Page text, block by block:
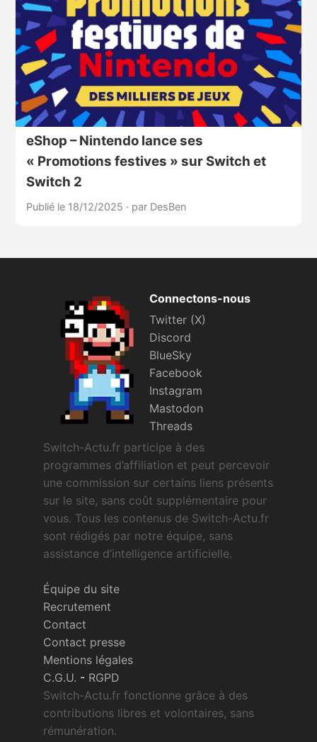
eShop – Nintendo lance ses
« Promotions festives » sur Switch et
Switch 2
Publié le 18/12/2025 · par DesBen
Connectons-nous
Twitter (X)
Discord
BlueSky
Facebook
Instagram
Mastodon
Threads
Switch-Actu.fr participe à des
programmes d’affiliation et peut percevoir
une commission sur certains liens présents
sur le site, sans coût supplémentaire pour
vous. Tous les contenus de Switch-Actu.fr
sont rédigés par notre équipe, sans
assistance d’intelligence artificielle.
Équipe du site
Recrutement
Contact
Contact presse
Mentions légales
C.G.U. - RGPD
Switch-Actu.fr fonctionne grâce à des
contributions libres et volontaires, sans
rémunération.